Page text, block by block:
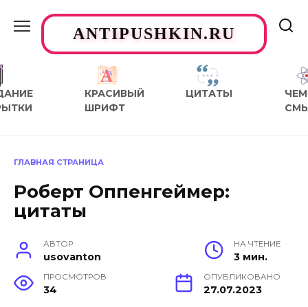
содержаниюANTIPUSHKIN.RU
КРАСИВЫЙ
ШРИФТ
ЦИТАТЫ
ЧЕМ
ГЛАВНАЯ СТРАНИЦА
Роберт Оппенгеймер:
цитаты
АВТОР
usovanton
НА ЧТЕНИЕ
3 мин.
ПРОСМОТРОВ
34
ОПУБЛИКОВАНО
27.07.2023